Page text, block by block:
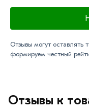
Отзывы к
Отзывы могут оставлять
формируем честный